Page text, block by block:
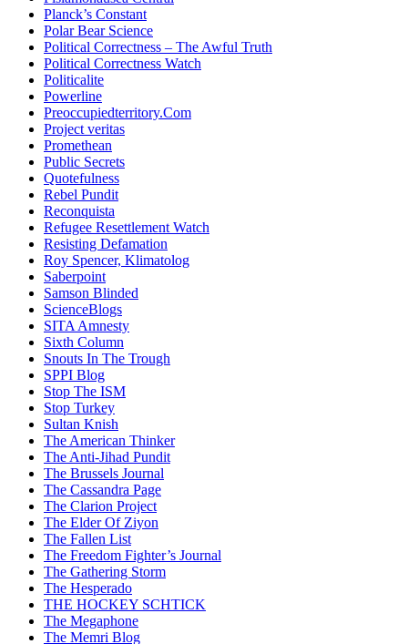
Planck’s Constant
Polar Bear Science
Political Correctness – The Awful Truth
Political Correctness Watch
Politicalite
Powerline
Preoccupiedterritory.Com
Project veritas
Promethean
Public Secrets
Quotefulness
Rebel Pundit
Reconquista
Refugee Resettlement Watch
Resisting Defamation
Roy Spencer, Klimatolog
Saberpoint
Samson Blinded
ScienceBlogs
SITA Amnesty
Sixth Column
Snouts In The Trough
SPPI Blog
Stop The ISM
Stop Turkey
Sultan Knish
The American Thinker
The Anti-Jihad Pundit
The Brussels Journal
The Cassandra Page
The Clarion Project
The Elder Of Ziyon
The Fallen List
The Freedom Fighter’s Journal
The Gathering Storm
The Hesperado
THE HOCKEY SCHTICK
The Megaphone
The Memri Blog